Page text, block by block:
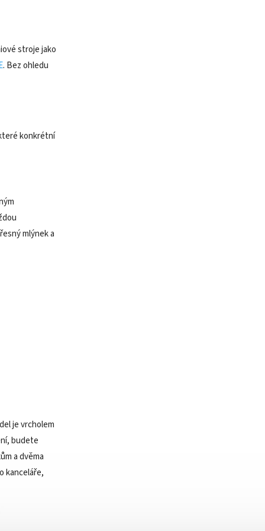
stroje jako
. Bez ohledu
konkrétní
mlýnek a
je vrcholem
budete
a dvěma
kanceláře,